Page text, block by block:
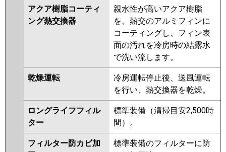
RPC-GP80RHN2 RPC-GP80RSH7
RPCK-GP80RHN1 RPC-GP80RHN1
RPCK-GP80RSH5 RPC-GP80RSH6
RPCK-GP80RSH4 RPC-GP80RSH5
RPCK-GP80RHN
RPC-GP80RHN
RPCK-GP80RSH3 RPC-GP80RSH4
RPCK-AP80HN6 RPC-AP80HN11
RPCK-GP80RSH2 RPC-GP80RSH3
RPC-GP80RSH2
三菱重工 FDEV805HB5SA
FDESV805H4B FDEV805H5SA
FDEK805H5S FDEV805H5S
アクア樹脂コーティ
ング熱交換器
親水性が高いアクア樹脂
を、熱交のアルミフィンに
コーティングし、フィン表
面の汚れを冷房時の結露水
で洗い流します。
乾燥運転
冷房運転停止後、送風運転
を行い、熱交換器を乾燥。
ロングライフフィル
ター
標準装備（清掃目安2,500時
間）。
フィルター防カビ加
標準装備のフィルターに防